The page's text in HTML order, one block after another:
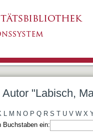
"Labisch,
L M N O P Q R S T U V W X
Buchstaben ein: